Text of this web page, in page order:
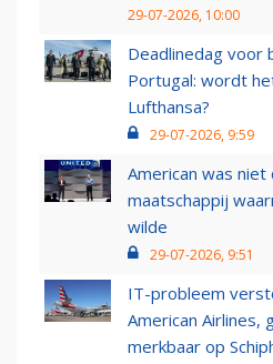
29-07-2026, 10:00
Deadlinedag voor
Portugal: wordt
Lufthansa?
29-07-2026, 9:59
American was niet
maatschappij
wilde
29-07-2026, 9:51
IT-probleem
American Airlines,
merkbaar op